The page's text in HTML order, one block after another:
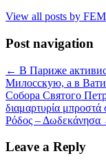
View all posts by
Post navigation
← В Париже
Милосскую, а в
Собора Святого
διαμαρτυρία
Ρόδος – Δωδεκάνησα
Leave a Reply